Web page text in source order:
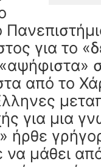
για το
από το
για μια
ήρθε
να μάθει